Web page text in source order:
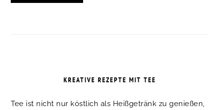
KREATIVE REZEPTE MIT TEE
Tee ist nicht nur köstlich als Heißgetränk zu genießen,